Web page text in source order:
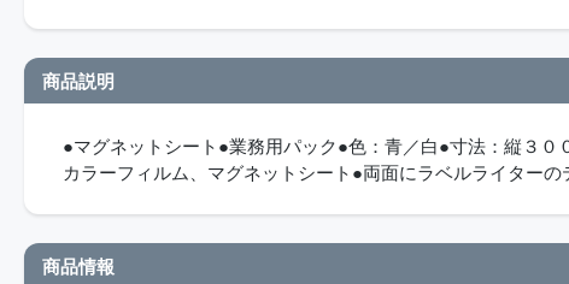
商品説明
●マグネットシート●業務用パック●色：青／白●寸法：縦３
カラーフィルム、マグネットシート●両面にラベルライター
商品情報